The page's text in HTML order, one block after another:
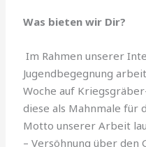
Was bieten wir Dir?
Im Rahmen unserer
Jugendbegegnung
Woche auf
diese als Mahnmale für
Motto unserer Arbeit
– Versöhnung über den